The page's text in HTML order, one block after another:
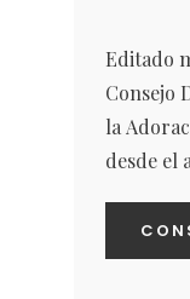
Editado
Consejo
la
desde el